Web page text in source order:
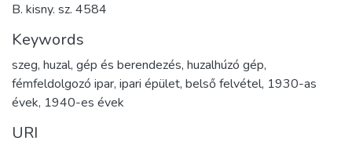
B. kisny. sz. 4584
Keywords
szeg, huzal, gép és berendezés, huzalhúzó gép,
fémfeldolgozó ipar, ipari épület, belső felvétel, 1930-as
évek, 1940-es évek
URI